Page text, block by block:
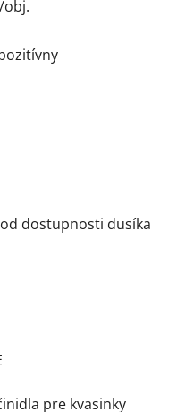
obj.
dostupnosti dusíka
pre kvasinky